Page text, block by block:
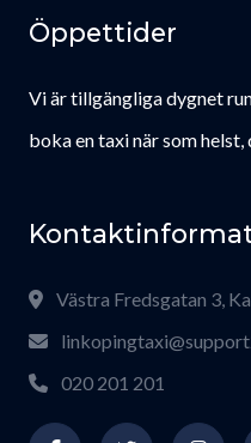
Öppettider
Vi är tillgängliga dygnet
boka en taxi när som helst,
Västra Fredsgatan 3,
020 201 201